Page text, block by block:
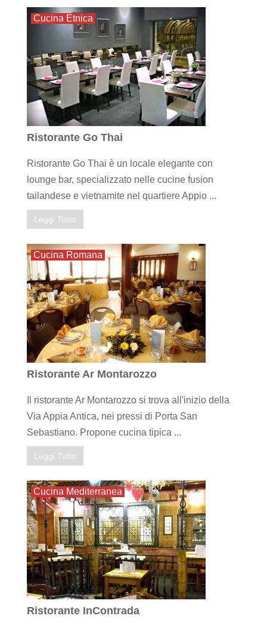
Cucina Etnica
Ristorante Go Thai
Ristorante Go Thai è un locale elegante con
lounge bar, specializzato nelle cucine fusion
tailandese e vietnamite nel quartiere Appio ...
Leggi Tutto
Cucina Romana
Ristorante Ar Montarozzo
Il ristorante Ar Montarozzo si trova all'inizio della
Via Appia Antica, nei pressi di Porta San
Sebastiano. Propone cucina tipica ...
Leggi Tutto
Cucina Mediterranea
Ristorante InContrada